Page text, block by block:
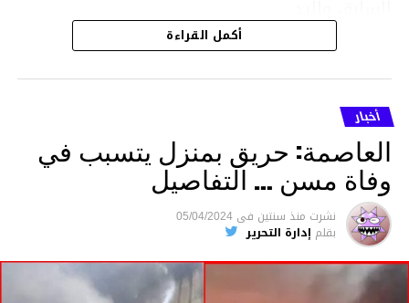
هذا وقد تمكن أعوان مركز الأمن الوطني بحي
هلال في توقيت قياسي من محاصرة المشتبه به
والقبض عليه وإحالته على التحقيق في خصوص
ما نُسبه إليه.
متابعة
قسم الاخبار
أكمل القراءة
أخبار
العاصمة: حريق بمنزل يتسبب في
وفاة مسن … التفاصيل
نشرت منذ سنتين فى 05/04/2024
بقلم إدارة التحرير